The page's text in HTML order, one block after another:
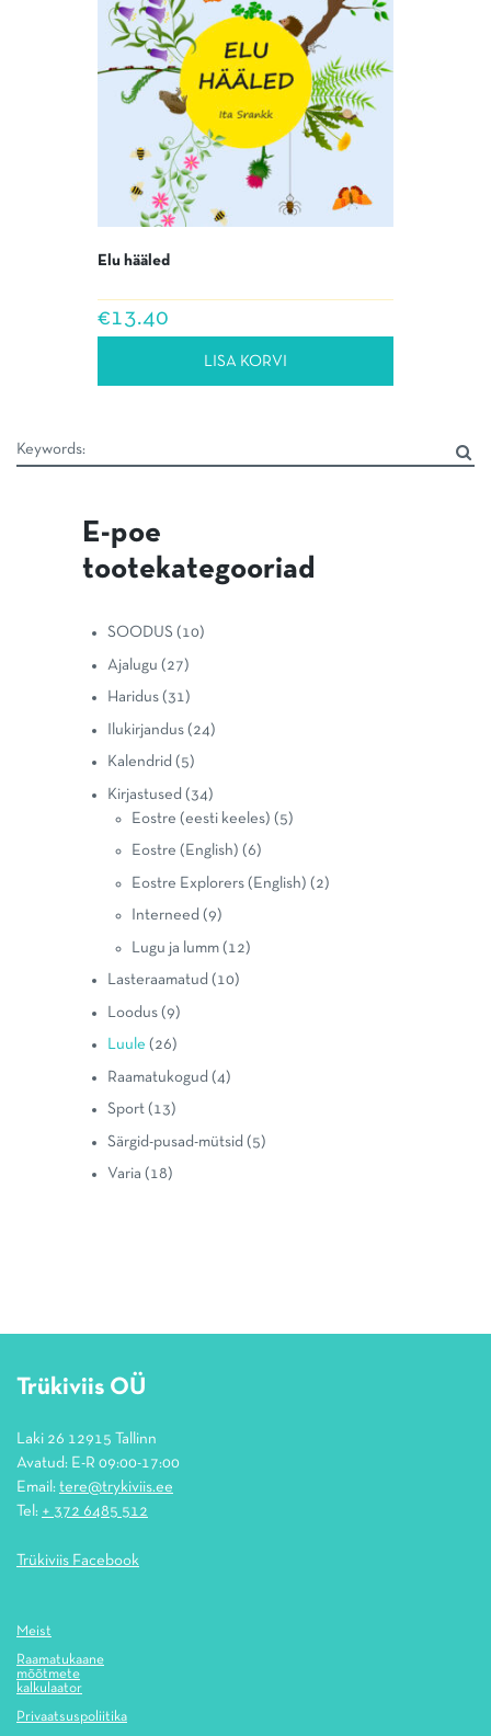
Elu hääled
€13.40
LISA KORVI
E-poe
tootekategooriad
SOODUS (10)
Ajalugu (27)
Haridus (31)
Ilukirjandus (24)
Kalendrid (5)
Kirjastused (34)
Eostre (eesti keeles) (5)
Eostre (English) (6)
Eostre Explorers (English) (2)
Interneed (9)
Lugu ja lumm (12)
Lasteraamatud (10)
Loodus (9)
Luule (26)
Raamatukogud (4)
Sport (13)
Särgid-pusad-mütsid (5)
Varia (18)
Trükiviis OÜ
Laki 26 12915 Tallinn
Avatud: E-R 09:00-17:00
Email: tere@trykiviis.ee
Tel: + 372 6485 512
Trükiviis Facebook
Meist
Raamatukaane
mõõtmete
kalkulaator
Privaatsuspoliitika